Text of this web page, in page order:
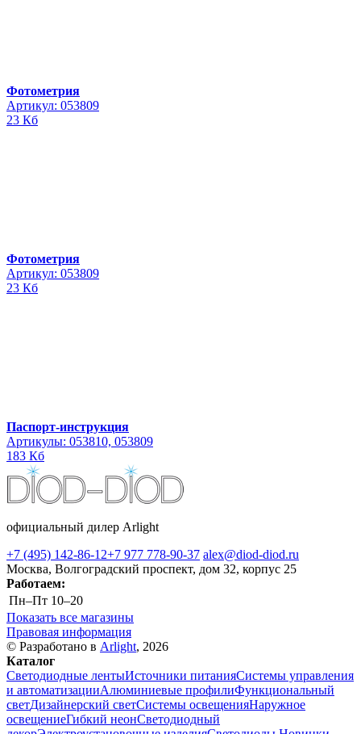
Фотометрия
Артикул: 053809
23 Кб
Фотометрия
Артикул: 053809
23 Кб
Паспорт-инструкция
Артикулы: 053810, 053809
183 Кб
официальный дилер Arlight
+7 (495) 142-86-12+7 977 778-90-37 alex@diod-diod.ru
Москва, Волгоградский проспект, дом 32, корпус 25
Работаем:
Пн–Пт 10–20
Показать все магазины
Правовая информация
© Разработано в Arlight, 2026
Каталог
Светодиодные лентыИсточники питанияСистемы управления
и автоматизацииАлюминиевые профилиФункциональный
светДизайнерский светСистемы освещенияНаружное
освещениеГибкий неонСветодиодный